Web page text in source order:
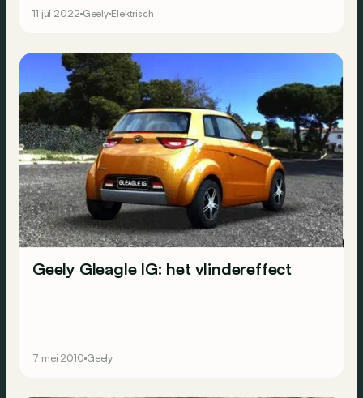
11 jul 2022 Geely Elektrisch
Geely Gleagle IG: het vlindereffect
7 mei 2010 Geely